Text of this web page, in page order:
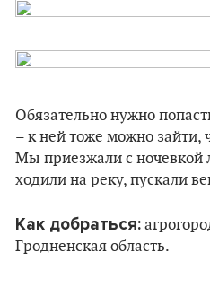
Обязательно нужно
– к ней тоже можно зайти,
Мы приезжали с ночевкой
ходили на реку, пускали
Как добраться:
Гродненская область.